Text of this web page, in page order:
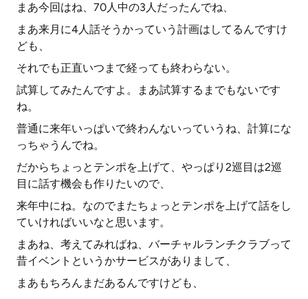
まあ今回はね、70人中の3人だったんでね、
まあ来月に4人話そうかっていう計画はしてるんですけ
ども、
それでも正直いつまで経っても終わらない。
試算してみたんですよ。まあ試算するまでもないです
ね。
普通に来年いっぱいで終わんないっていうね、計算にな
っちゃうんでね。
だからちょっとテンポを上げて、やっぱり2巡目は2巡
目に話す機会も作りたいので、
来年中にね。なのでまたちょっとテンポを上げて話をし
ていければいいなと思います。
まあね、考えてみればね、バーチャルランチクラブって
昔イベントというかサービスがありまして、
まあもちろんまだあるんですけども、